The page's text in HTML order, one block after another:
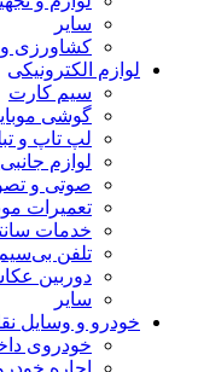
سایر
کشاورزی و
لوازم الکترونیکی
سیم کارت
گوشی
لپ تاپ و
لوازم
صوتی و
تعمیرات
خدمات
تلفن
دوربین
سایر
خودرو و وسایل
خودروی